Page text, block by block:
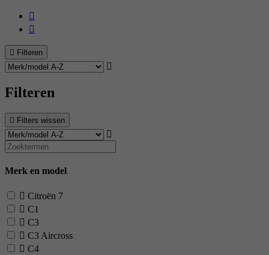
Filteren
Filteren
Filters wissen
Merk en model
Citroën 7
C1
C3
C3 Aircross
C4